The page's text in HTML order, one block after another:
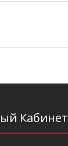
Кабинет